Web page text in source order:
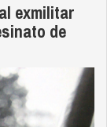
exmilitar
de